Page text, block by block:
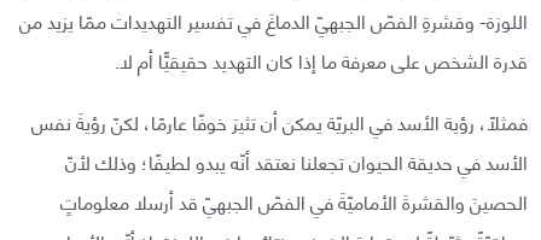
اللوزة- وقشرةِ الفصّ الجبهيّ الدماغَ في تفسير التهديدات ممّا يزيد من
قدرة الشخص على معرفة ما إذا كان التهديد حقيقيًّا أم لا.
فمثلًا، رؤية الأسد في البريّة يمكن أن تثيرَ خوفًا عارمًا، لكنّ رؤيةَ نفس
الأسد في حديقة الحيوان تجعلنا نعتقد أنّه يبدو لطيفًا؛ وذلك لأنّ
الحصينَ والقشرةَ الأماميّةَ في الفصّ الجبهيّ قد أرسلا معلوماتٍ